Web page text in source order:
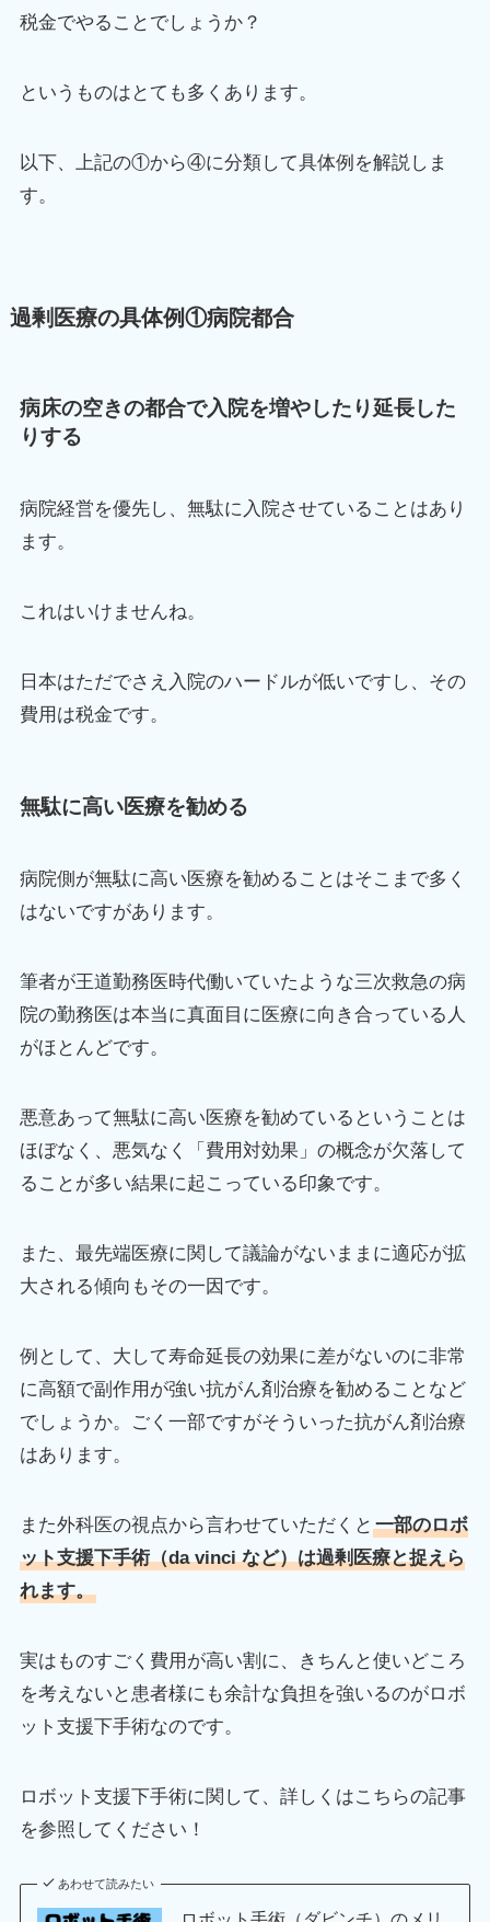
税金でやることでしょうか？
というものはとても多くあります。
以下、上記の①から④に分類して具体例を解説しま
す。
過剰医療の具体例①病院都合
病床の空きの都合で入院を増やしたり延長した
りする
病院経営を優先し、無駄に入院させていることはあり
ます。
これはいけませんね。
日本はただでさえ入院のハードルが低いですし、その
費用は税金です。
無駄に高い医療を勧める
病院側が無駄に高い医療を勧めることはそこまで多く
はないですがあります。
筆者が王道勤務医時代働いていたような三次救急の病
院の勤務医は本当に真面目に医療に向き合っている人
がほとんどです。
悪意あって無駄に高い医療を勧めているということは
ほぼなく、悪気なく「費用対効果」の概念が欠落して
ることが多い結果に起こっている印象です。
また、最先端医療に関して議論がないままに適応が拡
大される傾向もその一因です。
例として、大して寿命延長の効果に差がないのに非常
に高額で副作用が強い抗がん剤治療を勧めることなど
でしょうか。ごく一部ですがそういった抗がん剤治療
はあります。
また外科医の視点から言わせていただくと 一部のロボ
ット支援下手術（da vinci など）は過剰医療と捉えら
れます。
実はものすごく費用が高い割に、きちんと使いどころ
を考えないと患者様にも余計な負担を強いるのがロボ
ット支援下手術なのです。
ロボット支援下手術に関して、詳しくはこちらの記事
を参照してください！
あわせて読みたい